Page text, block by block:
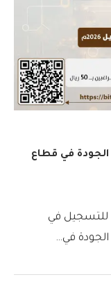
في قطاع
للتسجيل في
في…